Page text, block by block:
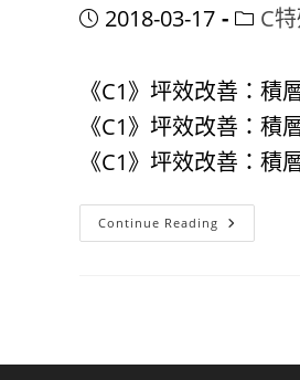
Post2018-03-17
Post
category:
C
《C1》坪效改善：
《C1》坪效改善：
《C1》坪效改善：積
Continue Reading 《C1》
特